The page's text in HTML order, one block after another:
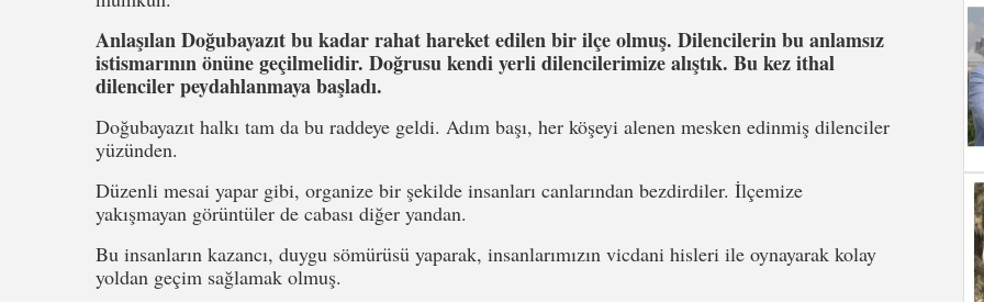
Anlaşılan Doğubayazıt bu kadar rahat hareket edilen bir ilçe olmuş. Dilencilerin bu anlamsız
istismarının önüne geçilmelidir. Doğrusu kendi yerli dilencilerimize alıştık. Bu kez ithal
dilenciler peydahlanmaya başladı.
Doğubayazıt halkı tam da bu raddeye geldi. Adım başı, her köşeyi alenen mesken edinmiş dilenciler
yüzünden.
Düzenli mesai yapar gibi, organize bir şekilde insanları canlarından bezdirdiler. İlçemize
yakışmayan görüntüler de cabası diğer yandan.
Bu insanların kazancı, duygu sömürüsü yaparak, insanlarımızın vicdani hisleri ile oynayarak kolay
yoldan geçim sağlamak olmuş.